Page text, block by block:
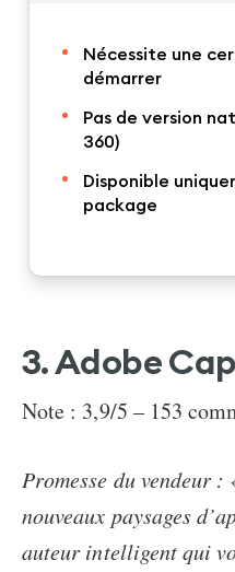
Nécessite une
démarrer
Pas de version
360)
Disponible
package
3. Adobe
Note : 3,9/5 – 153
Promesse du vendeur
nouveaux paysages
auteur intelligent qui